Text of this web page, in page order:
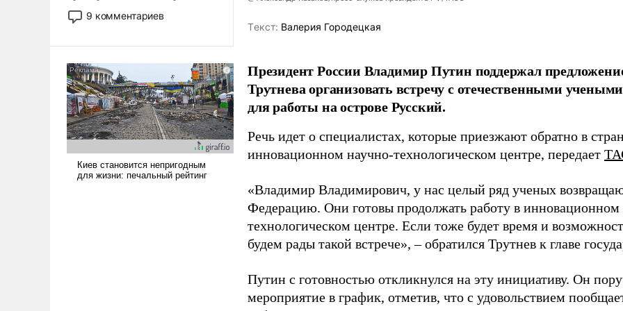
двигаемся по пути
революционных изменений.
псевдонаучной фантастики,
стало всерьез обсуждаемой
идеей.
9 комментариев
Tекст: Валерия Городецкая
Президент России Владимир Путин поддержал
Трутнева организовать встречу с отечественными
для работы на острове Русский.
Речь идет о специалистах, которые приезжают обратно в
инновационном научно-технологическом центре, передает
«Владимир Владимирович, у нас целый ряд ученых
Федерацию. Они готовы продолжать работу в инновационном
технологическом центре. Если тоже будет время и
будем рады такой встрече», – обратился Трутнев к главе
Путин с готовностью откликнулся на эту инициативу. Он
мероприятие в график, отметив, что с удовольствием